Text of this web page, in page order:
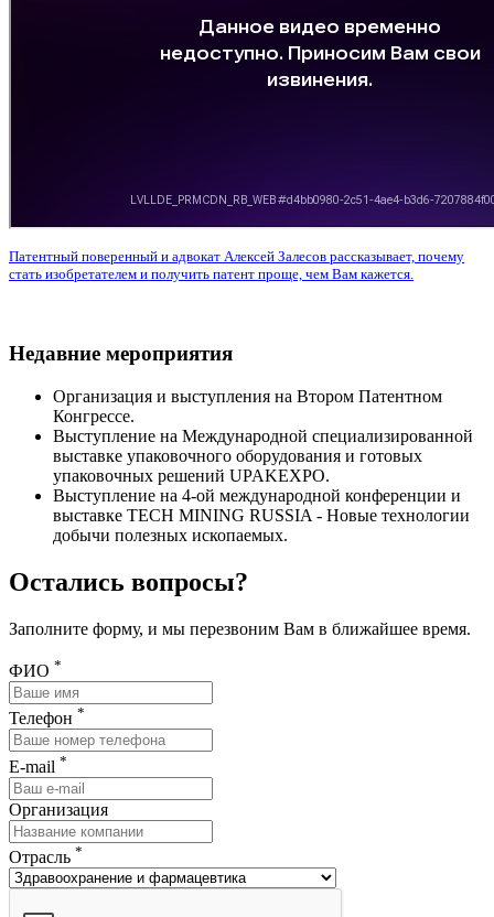
Патентный поверенный и адвокат Алексей Залесов рассказывает, почему
стать изобретателем и получить патент проще, чем Вам кажется.
Недавние мероприятия
Организация и выступления на Втором Патентном
Конгрессе.
Выступление на Международной специализированной
выставке упаковочного оборудования и готовых
упаковочных решений UPAKEXPO.
Выступление на 4-ой международной конференции и
выставке TECH MINING RUSSIA - Новые технологии
добычи полезных ископаемых.
Остались вопросы?
Заполните форму, и мы перезвоним Вам в ближайшее время.
ФИО *
Телефон *
E-mail *
Организация
Отрасль *